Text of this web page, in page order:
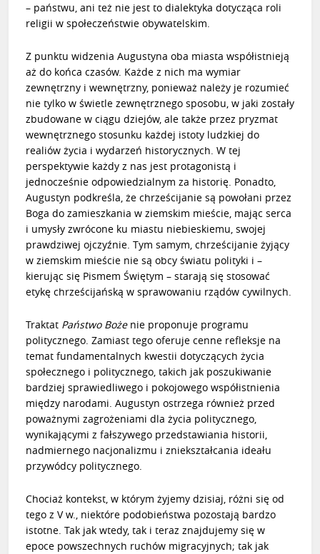
– państwu, ani też nie jest to dialektyka dotycząca roli
religii w społeczeństwie obywatelskim.
Z punktu widzenia Augustyna oba miasta współistnieją
aż do końca czasów. Każde z nich ma wymiar
zewnętrzny i wewnętrzny, ponieważ należy je rozumieć
nie tylko w świetle zewnętrznego sposobu, w jaki zostały
zbudowane w ciągu dziejów, ale także przez pryzmat
wewnętrznego stosunku każdej istoty ludzkiej do
realiów życia i wydarzeń historycznych. W tej
perspektywie każdy z nas jest protagonistą i
jednocześnie odpowiedzialnym za historię. Ponadto,
Augustyn podkreśla, że chrześcijanie są powołani przez
Boga do zamieszkania w ziemskim mieście, mając serca
i umysły zwrócone ku miastu niebieskiemu, swojej
prawdziwej ojczyźnie. Tym samym, chrześcijanie żyjący
w ziemskim mieście nie są obcy światu polityki i –
kierując się Pismem Świętym – starają się stosować
etykę chrześcijańską w sprawowaniu rządów cywilnych.
Traktat Państwo Bożenie proponuje programu
politycznego. Zamiast tego oferuje cenne refleksje na
temat fundamentalnych kwestii dotyczących życia
społecznego i politycznego, takich jak poszukiwanie
bardziej sprawiedliwego i pokojowego współistnienia
między narodami. Augustyn ostrzega również przed
poważnymi zagrożeniami dla życia politycznego,
wynikającymi z fałszywego przedstawiania historii,
nadmiernego nacjonalizmu i zniekształcania ideału
przywódcy politycznego.
Chociaż kontekst, w którym żyjemy dzisiaj, różni się od
tego z V w., niektóre podobieństwa pozostają bardzo
istotne. Tak jak wtedy, tak i teraz znajdujemy się w
epoce powszechnych ruchów migracyjnych; tak jak